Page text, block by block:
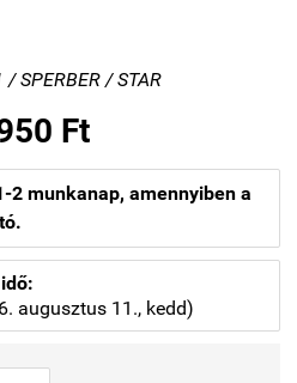
SPERBER / STAR
Ft
2 munkanap, amennyiben a
augusztus 11., kedd)